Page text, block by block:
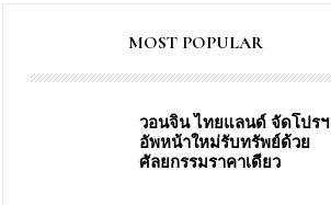
MOST POPULAR
วอนจิน ไทยแลนด์ จัดโปรฯ
อัพหน้าใหม่รับทรัพย์ด้วย
ศัลยกรรมราคาเดียว